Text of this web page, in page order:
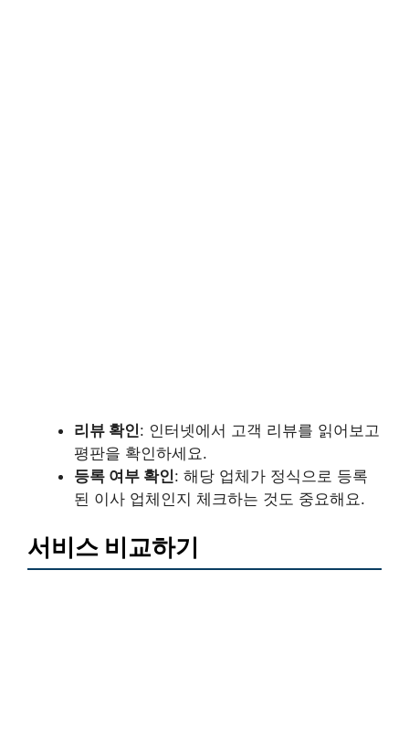
리뷰 확인: 인터넷에서 고객 리뷰를 읽어보고
평판을 확인하세요.
등록 여부 확인: 해당 업체가 정식으로 등록
된 이사 업체인지 체크하는 것도 중요해요.
서비스 비교하기